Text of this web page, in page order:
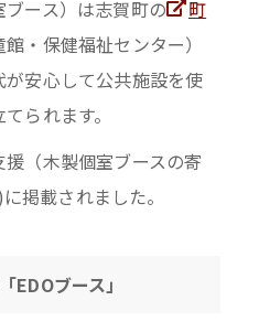
ース）は志賀町の
町
・保健福祉センター）
安心して公共施設を使
られます。
（木製個室ブースの寄
掲載されました。
EDOブース」